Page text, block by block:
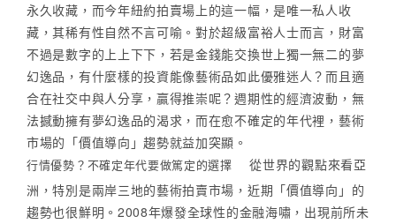
永久收藏，而今年紐約拍賣場上的這一幅，是唯一私人收
藏，其稀有性自然不言可喻。對於超級富裕人士而言，財富
不過是數字的上上下下，若是金錢能交換世上獨一無二的夢
幻逸品，有什麼樣的投資能像藝術品如此優雅迷人？而且適
合在社交中與人分享，贏得推崇呢？週期性的經濟波動，無
法撼動擁有夢幻逸品的渴求，而在愈不確定的年代裡，藝術
市場的「價值導向」趨勢就益加突顯。
行情優勢？不確定年代要做篤定的選擇 從世界的觀點來看亞
洲，特別是兩岸三地的藝術拍賣市場，近期「價值導向」的
趨勢也很鮮明。2008年爆發全球性的金融海嘯，出現前所未